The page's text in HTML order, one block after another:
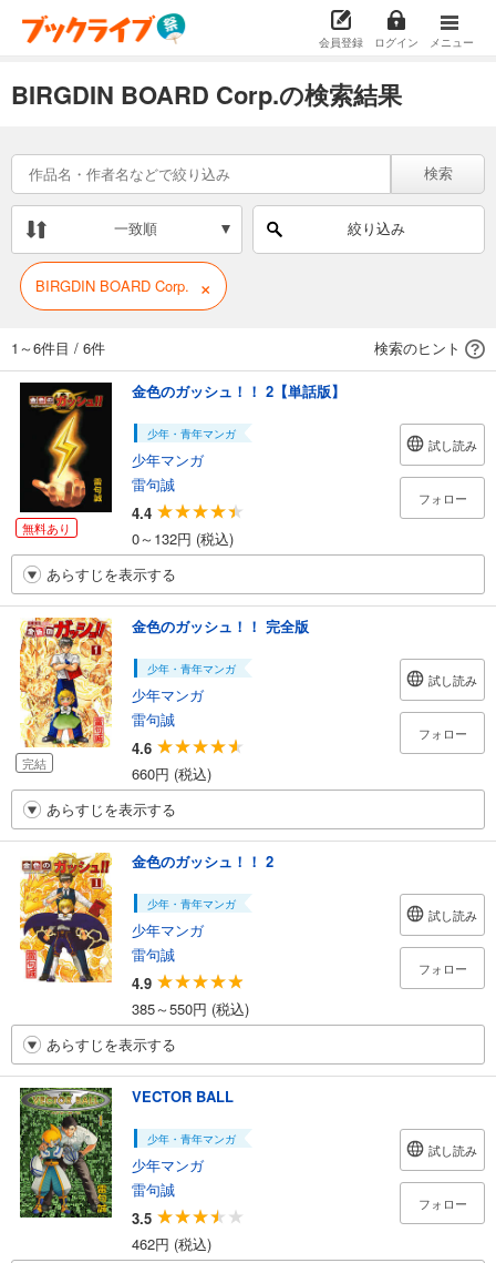
会員登録 ログイン メニュー
BIRGDIN BOARD Corp.の検索結果
検索
一致順 絞り込み
BIRGDIN BOARD Corp. ×
1～6件目 / 6件 検索のヒント
無料あり
金色のガッシュ！！ 2【単話版】
少年・青年マンガ
少年マンガ
雷句誠
4.4
0～132円 (税込)
試し読み
フォロー
あらすじを表示する
完結
金色のガッシュ！！ 完全版
少年・青年マンガ
少年マンガ
雷句誠
4.6
660円 (税込)
試し読み
フォロー
あらすじを表示する
金色のガッシュ！！ 2
少年・青年マンガ
少年マンガ
雷句誠
4.9
385～550円 (税込)
試し読み
フォロー
あらすじを表示する
VECTOR BALL
少年・青年マンガ
少年マンガ
雷句誠
3.5
462円 (税込)
試し読み
フォロー